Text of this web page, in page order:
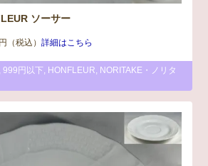
ソーサー
（税込）詳細はこちら
,999円以下 HONFLEUR
NORITAKE・ノリタ